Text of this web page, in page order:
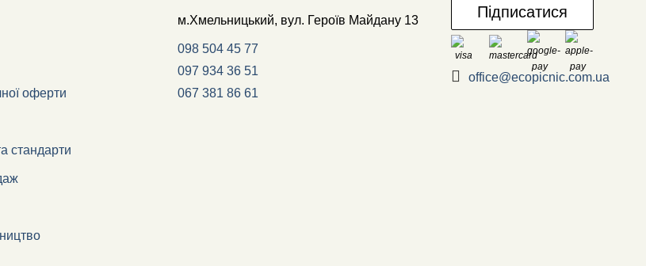
оферти
стандарти
м.Хмельницький, вул. Героїв Майдану 13
098 504 45 77
097 934 36 51
067 381 86 61
Підписатися
office@ecopicnic.com.ua